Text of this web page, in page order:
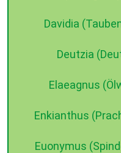
Davidia
Deutzia
Elaeagnus
Enkianthus
Euonymus